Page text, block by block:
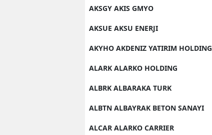
AKSGY AKIS GMYO
AKSUE AKSU ENERJI
AKYHO AKDENIZ YATIRIM HOLDING
ALARK ALARKO HOLDING
ALBRK ALBARAKA TURK
ALBTN ALBAYRAK BETON SANAYI
ALCAR ALARKO CARRIER